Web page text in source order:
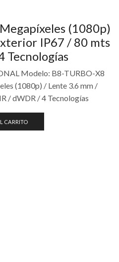
(1080p)
IP67 / 80 mts
Tecnologías
Modelo: B8-TURBO-X8
(1080p) / Lente 3.6 mm /
/ dWDR / 4 Tecnologías
CARRITO